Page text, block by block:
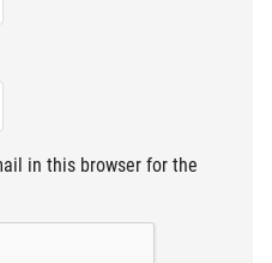
in this browser for the